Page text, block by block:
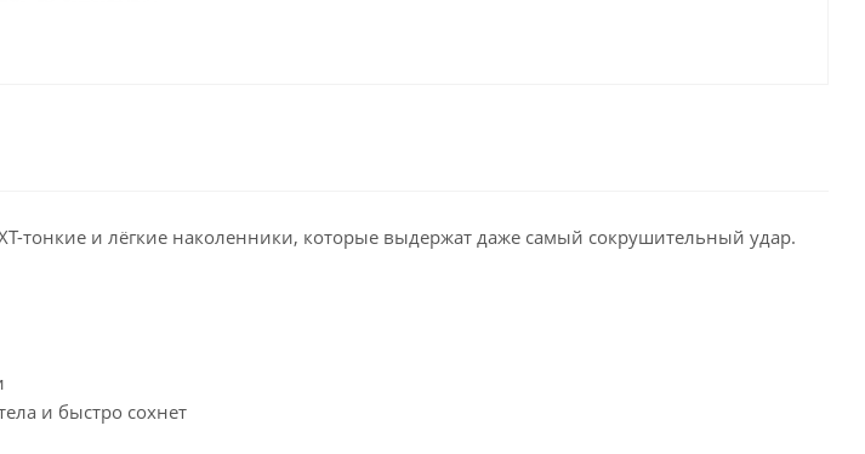
тонкие и лёгкие наколенники, которые выдержат даже самый сокрушительный удар.
и быстро сохнет